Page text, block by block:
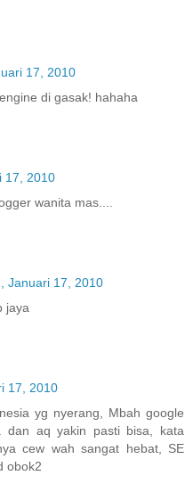
17, 2010
di gasak! hahaha
17, 2010
wanita mas....
Januari 17, 2010
jaya
17, 2010
yg nyerang, Mbah google
dan aq yakin pasti bisa, kata
cew wah sangat hebat, SE
obok2